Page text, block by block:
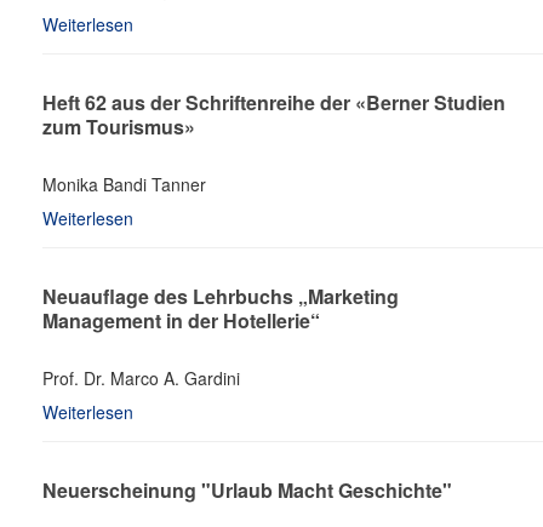
Weiterlesen
Heft 62 aus der Schriftenreihe der «Berner Studien
zum Tourismus»
Monika Bandi Tanner
Weiterlesen
Neuauflage des Lehrbuchs „Marketing
Management in der Hotellerie“
Prof. Dr. Marco A. Gardini
Weiterlesen
Neuerscheinung "Urlaub Macht Geschichte"